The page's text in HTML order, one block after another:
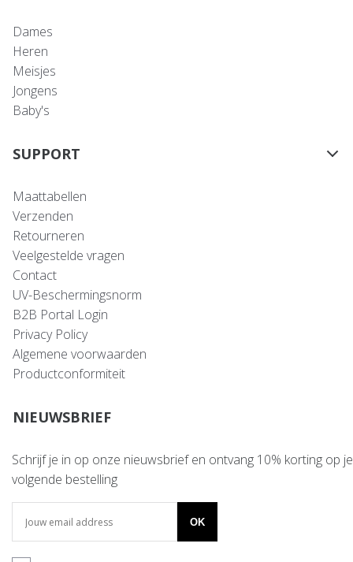
Dames
Heren
Meisjes
Jongens
Baby's
SUPPORT
Maattabellen
Verzenden
Retourneren
Veelgestelde vragen
Contact
UV-Beschermingsnorm
B2B Portal Login
Privacy Policy
Algemene voorwaarden
Productconformiteit
NIEUWSBRIEF
Schrijf je in op onze nieuwsbrief en ontvang 10% korting op je
volgende bestelling
OK